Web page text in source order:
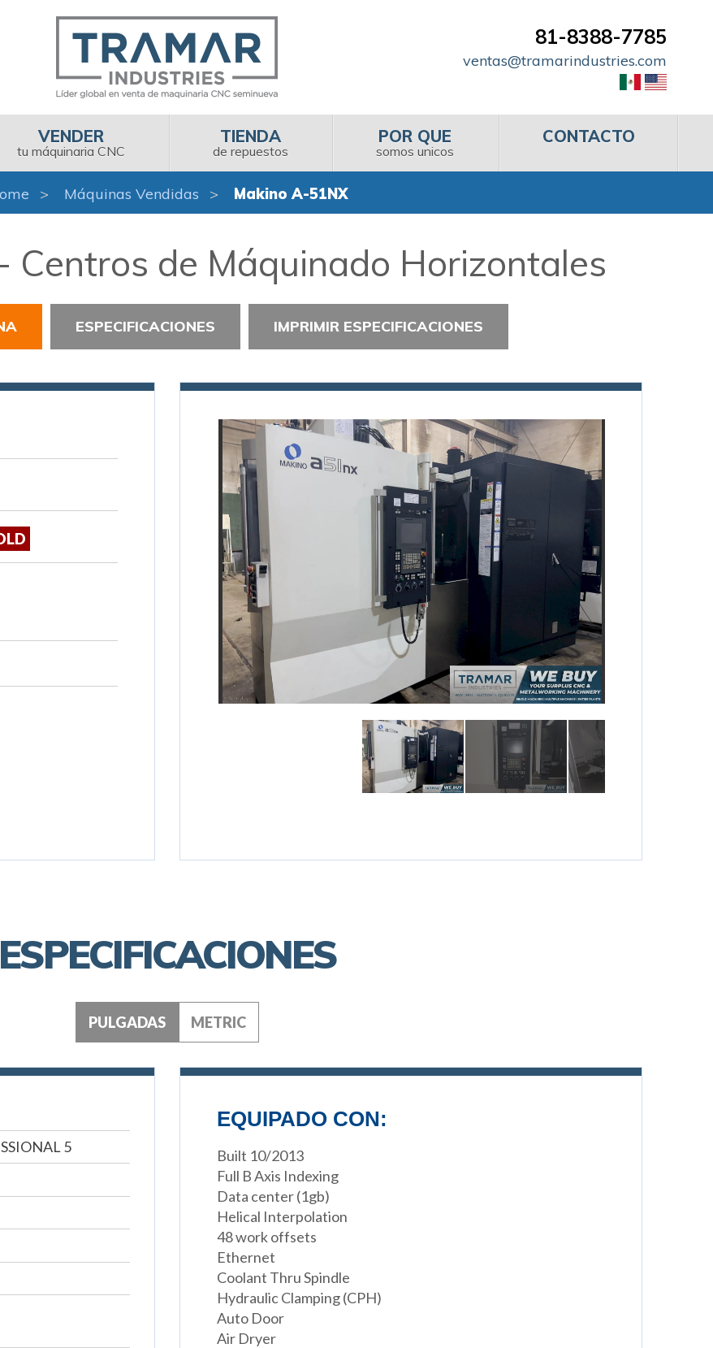
81-8388-7785
ventas@tramarindustries.com
VENDER
tu máquinaria CNC
TIENDA
de repuestos
POR QUE
somos unicos
CONTACTO
Máquinas Vendidas Makino A-51NX
Centros de Máquinado Horizontales
ESPECIFICACIONES IMPRIMIR ESPECIFICACIONES
ESPECIFICACIONES
PULGADAS METRIC
5
EQUIPADO CON:
Built 10/2013
Full B Axis Indexing
Data center (1gb)
Helical Interpolation
48 work offsets
Ethernet
Coolant Thru Spindle
Hydraulic Clamping (CPH)
Auto Door
Air Dryer